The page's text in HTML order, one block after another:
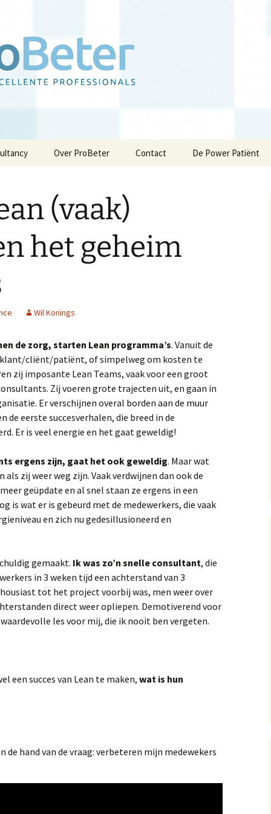
Over ProBeter
Partners
Klanten
Inspiratie
Contact De Power Patiënt
(vaak)
het geheim
Wil Konings
de zorg, starten Lean programma’s. Vanuit de
cliënt/patiënt, of simpelweg om kosten te
zij imposante Lean Teams, vaak voor een groot
Zij voeren grote trajecten uit, en gaan in
Er verschijnen overal borden aan de muur
de eerste succesverhalen, die breed in de
Er is veel energie en het gaat geweldig!
ergens zijn, gaat het ook geweldig. Maar wat
zij weer weg zijn. Vaak verdwijnen dan ook de
geüpdate en al snel staan ze ergens in een
is wat er is gebeurd met de medewerkers, die vaak
en zich nu gedesillusioneerd en
gemaakt. Ik was zo’n snelle consultant, die
in 3 weken tijd een achterstand van 3
tot het project voorbij was, men weer over
direct weer opliepen. Demotiverend voor
les voor mij, die ik nooit ben vergeten.
een succes van Lean te maken,wat is hun
de hand van de vraag: verbeteren mijn medewekers